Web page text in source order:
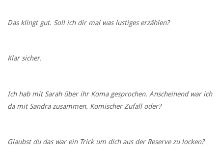
Das klingt gut. Soll ich dir mal was lustiges erzählen?
Klar sicher.
Ich hab mit Sarah über ihr Koma gesprochen. Anscheinend war ich
da mit Sandra zusammen. Komischer Zufall oder?
Glaubst du das war ein Trick um dich aus der Reserve zu locken?